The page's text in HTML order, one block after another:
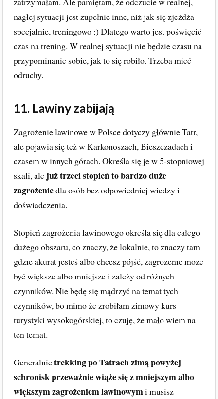
nagłej sytuacji jest zupełnie inne, niż jak się zjeżdża
specjalnie, treningowo ;) Dlatego warto jest poświęcić
czas na trening. W realnej sytuacji nie będzie czasu na
przypominanie sobie, jak to się robiło. Trzeba mieć
odruchy.
11. Lawiny zabijają
Zagrożenie lawinowe w Polsce dotyczy głównie Tatr,
ale pojawia się też w Karkonoszach, Bieszczadach i
czasem w innych górach. Określa się je w 5-stopniowej
skali, ale już trzeci stopień to bardzo duże
zagrożeniedla osób bez odpowiedniej wiedzy i
doświadczenia.
Stopień zagrożenia lawinowego określa się dla całego
dużego obszaru, co znaczy, że lokalnie, to znaczy tam
gdzie akurat jesteś albo chcesz pójść, zagrożenie może
być większe albo mniejsze i zależy od różnych
czynników. Nie będę się mądrzyć na temat tych
czynników, bo mimo że zrobiłam zimowy kurs
turystyki wysokogórskiej, to czuję, że mało wiem na
ten temat.
Generalnietrekking po Tatrach zimą powyżej
schronisk przeważnie wiąże się z mniejszym albo
większym zagrożeniem lawinowymi musisz